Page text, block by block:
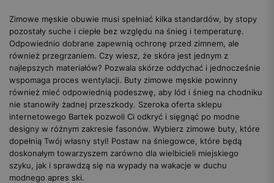
Zimowe męskie obuwie musi spełniać kilka standardów, by stopy
pozostały suche i ciepłe bez względu na śnieg i temperaturę.
Odpowiednio dobrane zapewnią ochronę przed zimnem, ale
również przegrzaniem. Czy wiesz, że skóra jest jednym z
najlepszych materiałów? Pozwala skórze oddychać i jednocześnie
wspomaga proces wentylacji. Buty zimowe męskie powinny
również mieć odpowiednią podeszwę, aby lód i śnieg na chodniku
nie stanowiły żadnej przeszkody. Szeroka oferta sklepu
internetowego Bartek pozwoli Ci odkryć i sięgnąć po modne
designy w różnym zakresie fasonów. Wybierz zimowe buty, które
dopełnią Twój własny styl! Postaw na śniegowce, które będą
doskonałym towarzyszem zarówno dla wielbicieli miejskiego
szyku, jak i sprawdzą się na wypady na wakacje w duchu
modnego apres ski.